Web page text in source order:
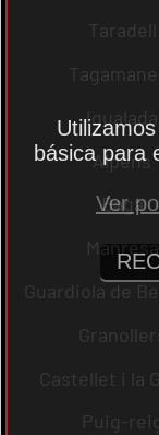
Taradell
Igualada
Alpens
Bagà
Manresa
Guardiola de
Castellet i la
Puig-
básica para
Ver